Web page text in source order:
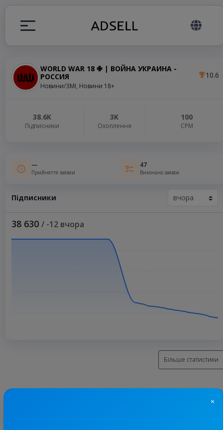
WORLD WAR 18 ✙ | ВОЙНА УКРАИНА -
РОССИЯ
Новини/ЗМІ, Новини 18+
10.6
38.6K
Підписники
3K
Охоплення
100
СРМ
—
Прийняття заявки
47
Виконано заявок
Підписники
38 630 / -12 вчора
Більше статистики
×